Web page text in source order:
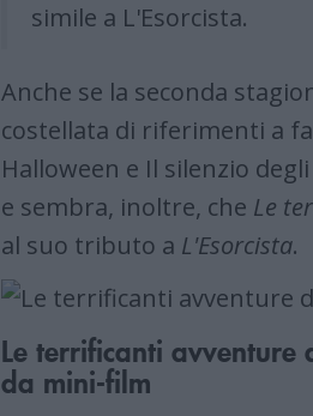
simile a L'Esorcista.
Anche se la seconda
costellata di riferimenti a
Halloween e Il silenzio
e sembra, inoltre, che Le
al suo tributo a L'Esorcista.
Le terrificanti
da mini-film